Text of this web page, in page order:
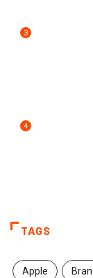
3
4
TAGS
Apple